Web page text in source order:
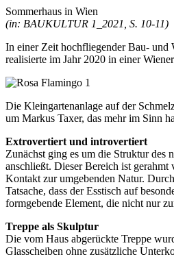
Sommerhaus in Wien
(in: BAUKULTUR 1_2021, S. 10-11)
In einer Zeit hochfliegender Bau- und
realisierte im Jahr 2020 in einer
Die Kleingartenanlage auf der
um Markus Taxer, das mehr im Sinn
Extrovertiert und introvertiert
Zunächst ging es um die Struktur des
anschließt. Dieser Bereich ist
Kontakt zur umgebenden Natur.
Tatsache, dass der Esstisch auf
formgebende Element, die nicht nur
Treppe als Skulptur
Die vom Haus abgerückte Treppe
Glasscheiben ohne zusätzliche